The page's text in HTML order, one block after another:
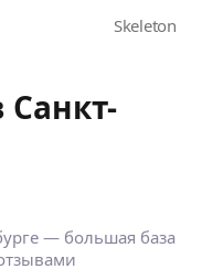
Санкт-
— большая база